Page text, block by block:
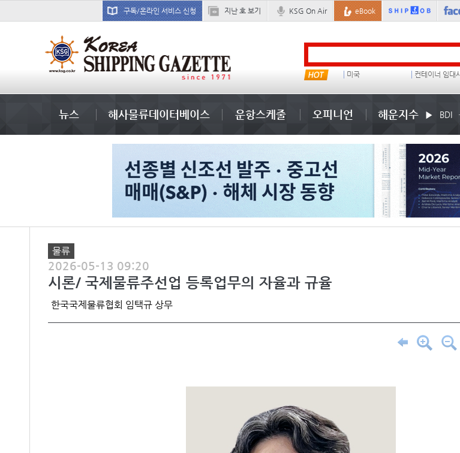
구독/온라인 서비스 신청 지난 호 보기 KSG On Air eBook
경상이익 부산신항 미국 컨테이너 임대사
뉴스 해사물류데이터베이스 운항스케줄 오피니언 해운지수 BDI
물류
2026-05-13 09:20
시론/ 국제물류주선업 등록업무의 자율과 규율
한국국제물류협회 임택규 상무